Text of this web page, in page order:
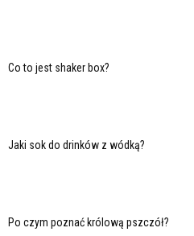
Co to jest shaker box?
Jaki sok do drinków z wódką?
Po czym poznać królową pszczół?